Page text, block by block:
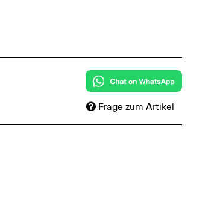
Frage zum Artikel